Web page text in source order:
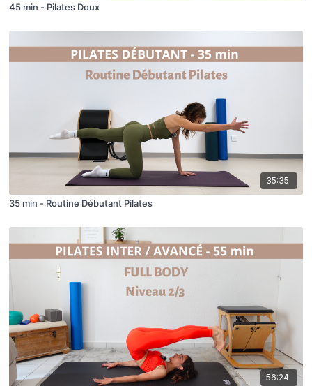
45 min - Pilates Doux
35:35
35 min - Routine Débutant Pilates
56:24